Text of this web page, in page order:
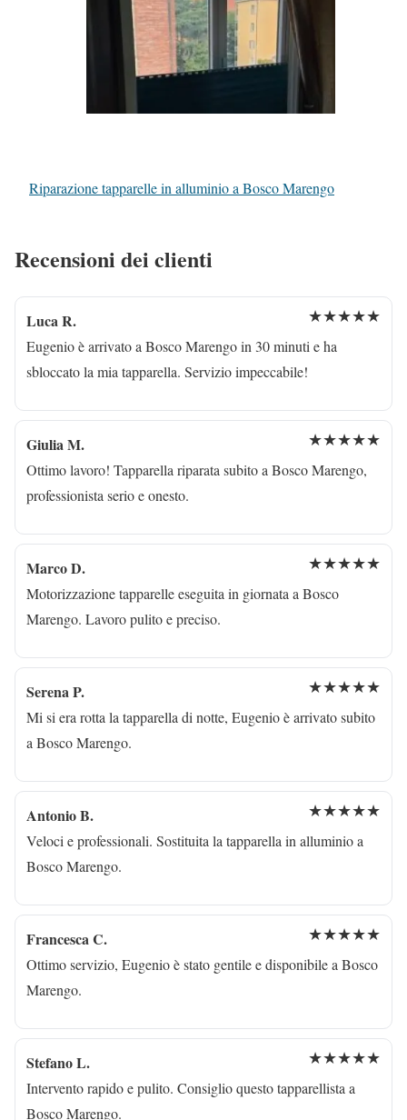
Riparazione tapparelle in alluminio a Bosco Marengo
Recensioni dei clienti
Luca R. ★★★★★
Eugenio è arrivato a Bosco Marengo in 30 minuti e ha
sbloccato la mia tapparella. Servizio impeccabile!
Giulia M. ★★★★★
Ottimo lavoro! Tapparella riparata subito a Bosco Marengo,
professionista serio e onesto.
Marco D. ★★★★★
Motorizzazione tapparelle eseguita in giornata a Bosco
Marengo. Lavoro pulito e preciso.
Serena P. ★★★★★
Mi si era rotta la tapparella di notte, Eugenio è arrivato subito
a Bosco Marengo.
Antonio B. ★★★★★
Veloci e professionali. Sostituita la tapparella in alluminio a
Bosco Marengo.
Francesca C. ★★★★★
Ottimo servizio, Eugenio è stato gentile e disponibile a Bosco
Marengo.
Stefano L. ★★★★★
Intervento rapido e pulito. Consiglio questo tapparellista a
Bosco Marengo.